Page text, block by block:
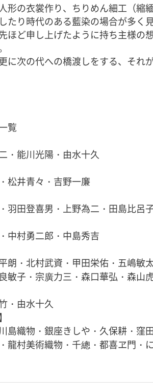
形の衣裳作り、ちりめん細工（縮
たり時代のある藍染の場合が多く
ほど申し上げたように持ち主様
に次の代への橋渡しをする、それ
覧
・能川光陽・由水十久
松井青々・吉野一廉
羽田登喜男・上野為二・田島比
中村勇二郎・中島秀吉
朗・北村武資・甲田栄佑・五嶋
敏子 ・宗廣力三・森口華弘・森山
・由水十久
島織物・銀座きしや・久保耕・窪
龍村美術織物・千總・都喜ヱ門